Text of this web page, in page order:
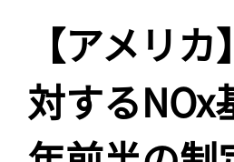
【アメリ
対するNOx